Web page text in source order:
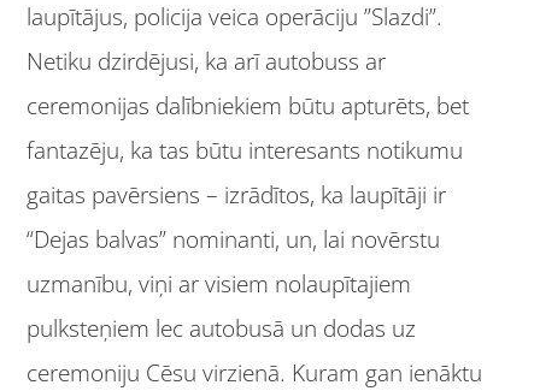
laupītājus, policija veica operāciju ”Slazdi”.
Netiku dzirdējusi, ka arī autobuss ar
ceremonijas dalībniekiem būtu apturēts, bet
fantazēju, ka tas būtu interesants notikumu
gaitas pavērsiens – izrādītos, ka laupītāji ir
“Dejas balvas” nominanti, un, lai novērstu
uzmanību, viņi ar visiem nolaupītajiem
pulksteņiem lec autobusā un dodas uz
ceremoniju Cēsu virzienā. Kuram gan ienāktu